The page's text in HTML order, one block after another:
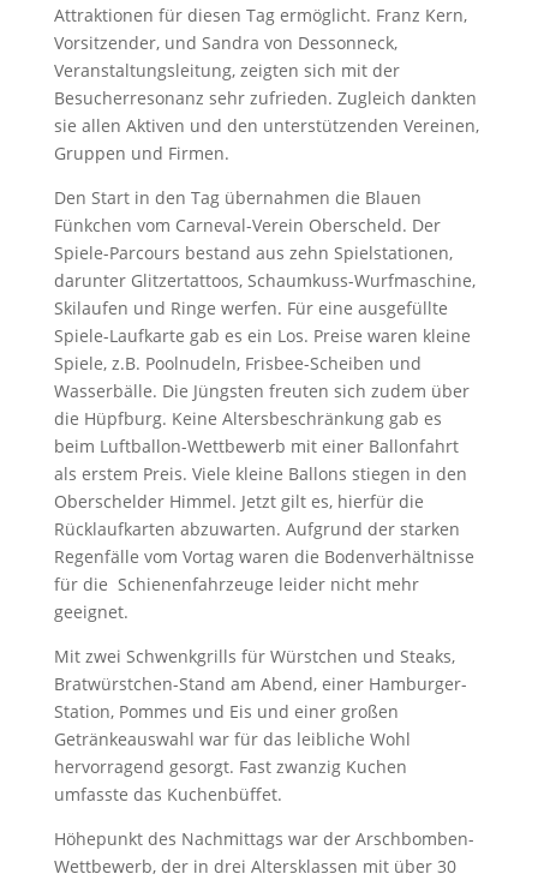
Attraktionen für diesen Tag ermöglicht. Franz Kern,
Vorsitzender, und Sandra von Dessonneck,
Veranstaltungsleitung, zeigten sich mit der
Besucherresonanz sehr zufrieden. Zugleich dankten
sie allen Aktiven und den unterstützenden Vereinen,
Gruppen und Firmen.
Den Start in den Tag übernahmen die Blauen
Fünkchen vom Carneval-Verein Oberscheld. Der
Spiele-Parcours bestand aus zehn Spielstationen,
darunter Glitzertattoos, Schaumkuss-Wurfmaschine,
Skilaufen und Ringe werfen. Für eine ausgefüllte
Spiele-Laufkarte gab es ein Los. Preise waren kleine
Spiele, z.B. Poolnudeln, Frisbee-Scheiben und
Wasserbälle. Die Jüngsten freuten sich zudem über
die Hüpfburg. Keine Altersbeschränkung gab es
beim Luftballon-Wettbewerb mit einer Ballonfahrt
als erstem Preis. Viele kleine Ballons stiegen in den
Oberschelder Himmel. Jetzt gilt es, hierfür die
Rücklaufkarten abzuwarten. Aufgrund der starken
Regenfälle vom Vortag waren die Bodenverhältnisse
für die Schienenfahrzeuge leider nicht mehr
geeignet.
Mit zwei Schwenkgrills für Würstchen und Steaks,
Bratwürstchen-Stand am Abend, einer Hamburger-
Station, Pommes und Eis und einer großen
Getränkeauswahl war für das leibliche Wohl
hervorragend gesorgt. Fast zwanzig Kuchen
umfasste das Kuchenbüffet.
Höhepunkt des Nachmittags war der Arschbomben-
Wettbewerb, der in drei Altersklassen mit über 30